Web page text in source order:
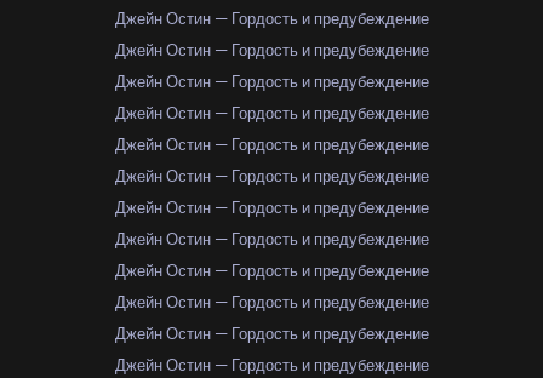
Джейн Остин — Гордость и предубеждение
Джейн Остин — Гордость и предубеждение
Джейн Остин — Гордость и предубеждение
Джейн Остин — Гордость и предубеждение
Джейн Остин — Гордость и предубеждение
Джейн Остин — Гордость и предубеждение
Джейн Остин — Гордость и предубеждение
Джейн Остин — Гордость и предубеждение
Джейн Остин — Гордость и предубеждение
Джейн Остин — Гордость и предубеждение
Джейн Остин — Гордость и предубеждение
Джейн Остин — Гордость и предубеждение